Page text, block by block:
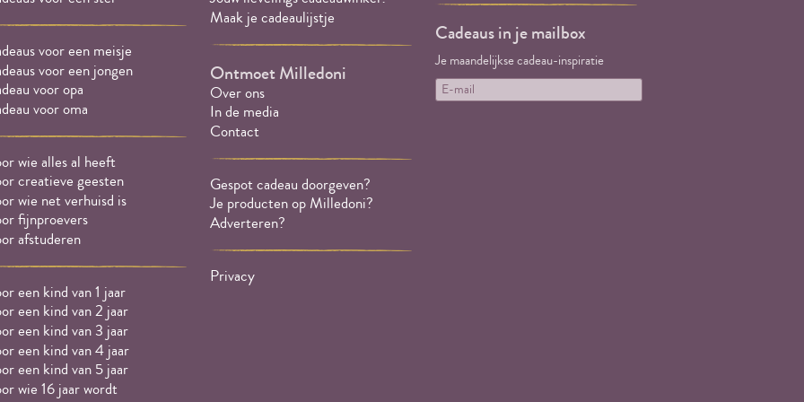
voor een meisje
voor een jongen
voor opa
voor oma
wie alles al heeft
creatieve geesten
wie net verhuisd is
fijnproevers
afstuderen
een kind van 1 jaar
een kind van 2 jaar
een kind van 3 jaar
een kind van 4 jaar
een kind van 5 jaar
wie 16 jaar wordt
Maak je cadeaulijstje
Ontmoet Milledoni
Over ons
In de media
Contact
Gespot cadeau doorgeven?
Je producten op Milledoni?
Adverteren?
Privacy
Cadeaus in je mailbox
Je maandelijkse cadeau-inspiratie